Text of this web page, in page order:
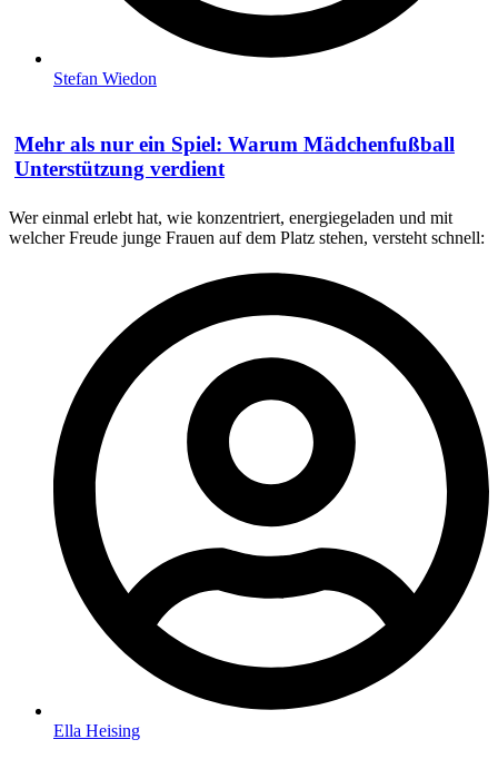
Stefan Wiedon
Mehr als nur ein Spiel: Warum Mädchenfußball
Unterstützung verdient
Wer einmal erlebt hat, wie konzentriert, energiegeladen und mit
welcher Freude junge Frauen auf dem Platz stehen, versteht schnell:
Ella Heising